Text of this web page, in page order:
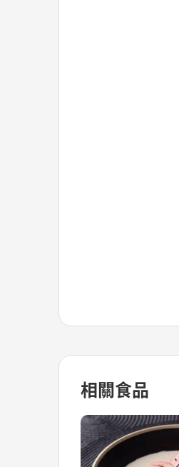
相關食品